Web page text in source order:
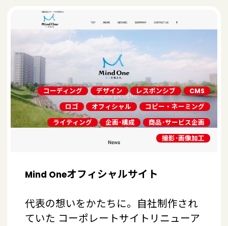
コーディング デザイン レスポンシブ
CMS
ロゴ
オフィシャル
コピー・ネーミング
ライティング
企画･構成
商品･サービス企画
撮影･画像加工
Mind Oneオフィシャルサイト
代表の想いをかたちに。自社制作され
ていた コーポレートサイトリニューア